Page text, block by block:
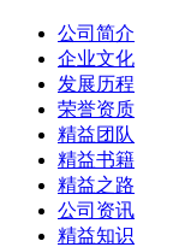
公司简介
企业文化
发展历程
荣誉资质
精益团队
精益书籍
精益之路
公司资讯
精益知识